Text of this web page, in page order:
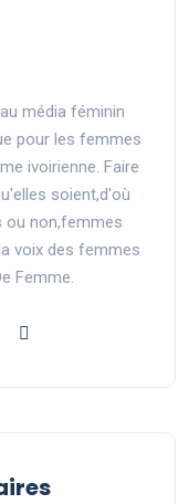
média féminin
pour les femmes
ivoirienne. Faire
soient,d'où
ou non,femmes
voix des femmes
Femme.